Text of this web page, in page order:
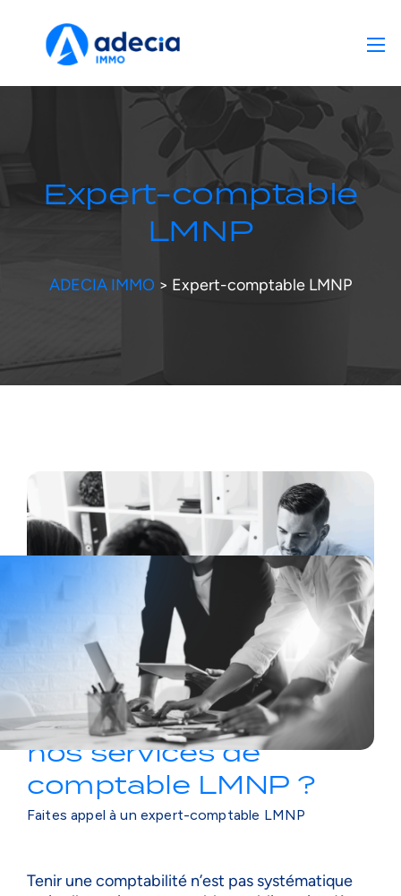
Expert-comptable
LMNP
ADECIA IMMO > Expert-comptable LMNP
Pourquoi faire appel à
nos services de
comptable LMNP ?
Faites appel à un expert-comptable LMNP
Tenir une comptabilité n’est pas systématique